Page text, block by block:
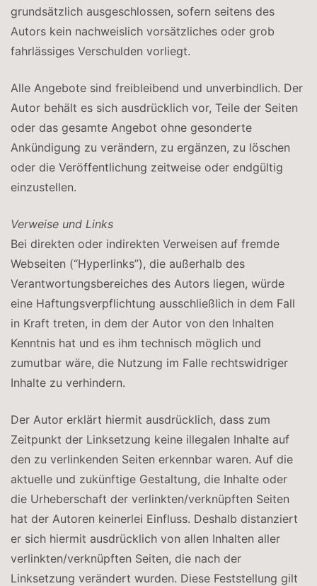
grundsätzlich ausgeschlossen, sofern seitens des
Autors kein nachweislich vorsätzliches oder grob
fahrlässiges Verschulden vorliegt.
Alle Angebote sind freibleibend und unverbindlich. Der
Autor behält es sich ausdrücklich vor, Teile der Seiten
oder das gesamte Angebot ohne gesonderte
Ankündigung zu verändern, zu ergänzen, zu löschen
oder die Veröffentlichung zeitweise oder endgültig
einzustellen.
Verweise und Links
Bei direkten oder indirekten Verweisen auf fremde
Webseiten (“Hyperlinks”), die außerhalb des
Verantwortungsbereiches des Autors liegen, würde
eine Haftungsverpflichtung ausschließlich in dem Fall
in Kraft treten, in dem der Autor von den Inhalten
Kenntnis hat und es ihm technisch möglich und
zumutbar wäre, die Nutzung im Falle rechtswidriger
Inhalte zu verhindern.
Der Autor erklärt hiermit ausdrücklich, dass zum
Zeitpunkt der Linksetzung keine illegalen Inhalte auf
den zu verlinkenden Seiten erkennbar waren. Auf die
aktuelle und zukünftige Gestaltung, die Inhalte oder
die Urheberschaft der verlinkten/verknüpften Seiten
hat der Autoren keinerlei Einfluss. Deshalb distanziert
er sich hiermit ausdrücklich von allen Inhalten aller
verlinkten/verknüpften Seiten, die nach der
Linksetzung verändert wurden. Diese Feststellung gilt